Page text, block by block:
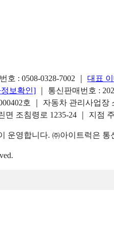
호 : 0508-0328-7002 대표
보확인]
｜ 통신판매번호 :
호 ｜ 자동차 관리사업
조침령로 1235-24 ｜ 지점
운영합니다. ㈜아이트럭은